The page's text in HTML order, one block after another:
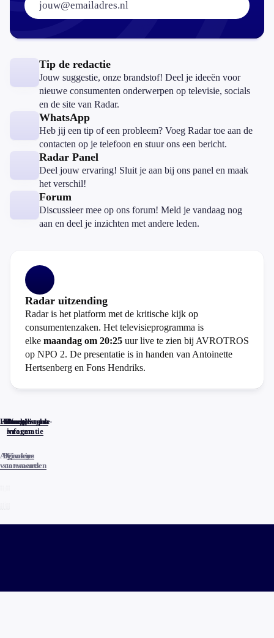
Tip de redactie
Jouw suggestie, onze brandstof! Deel je ideeën voor
nieuwe consumenten onderwerpen op televisie, socials
en de site van Radar.
WhatsApp
Heb jij een tip of een probleem? Voeg Radar toe aan de
contacten op je telefoon en stuur ons een bericht.
Radar Panel
Deel jouw ervaring! Sluit je aan bij ons panel en maak
het verschil!
Forum
Discussieer mee op ons forum! Meld je vandaag nog
aan en deel je inzichten met andere leden.
Radar uitzending
Radar is het platform met de kritische kijk op
consumentenzaken. Het televisieprogramma is
elke maandag om 20:25 uur live te zien bij AVROTROS
op NPO 2. De presentatie is in handen van Antoinette
Hertsenberg en Fons Hendriks.
Home
Actueel
Uitzendingen
Reacties
Programma-
informatie
Veelgestelde
vragen
Algemene
voorwaarden
Privacy
statements
Cookies